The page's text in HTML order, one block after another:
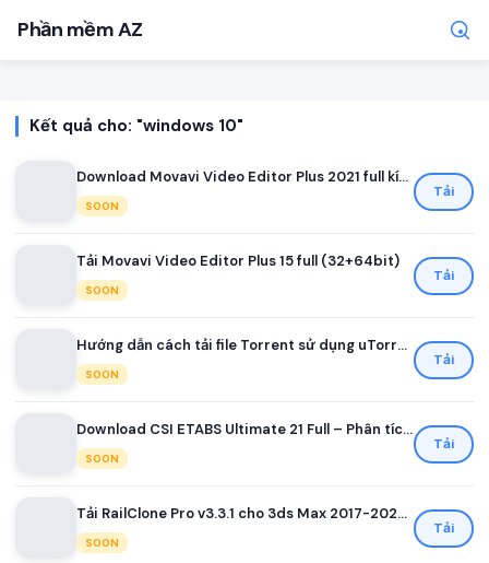
TÌM KIẾM PHỔ BIẾN
MOD APK
Phần mềm AZ
Kết quả cho: "windows 10"
Download Movavi Video Editor Plus 2021 full kích hoạt
SOON
Tải
Tải Movavi Video Editor Plus 15 full (32+64bit)
SOON
Tải
Hướng dẫn cách tải file Torrent sử dụng uTorrent
SOON
Tải
Download CSI ETABS Ultimate 21 Full – Phân tích, thiết kế kết cấu
SOON
Tải
Tải RailClone Pro v3.3.1 cho 3ds Max 2017-2022 Full
SOON
Tải